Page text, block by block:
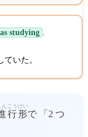
studying
ていた。
行
んこう
形
けい
で 「2 つ